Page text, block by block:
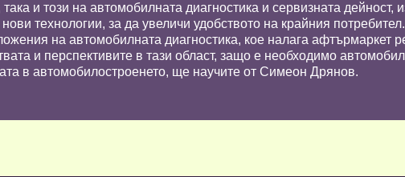
така и този на автомобилната диагностика и сервизната дейност,
технологии, за да увеличи удобството на крайния
на автомобилната диагностика, кое налага афтърмаркет
и перспективите в тази област, защо е необходимо
в автомобилостроенето, ще научите от Симеон Дрянов.